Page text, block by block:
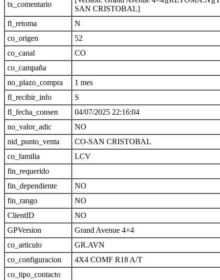
tx_comentario
SAN CRISTOBAL]
fl_retoma
N
co_origen
52
co_canal
CO
co_campaña
no_plazo_compra
1 mes
fl_recibir_info
S
fl_fecha_consen
04/07/2025 22:16:04
no_valor_adic
NO
nid_punto_venta
CO-SAN CRISTOBAL
co_familia
LCV
fin_requerido
fin_dependiente
NO
fin_rango
NO
ClientID
NO
GPVersion
Grand Avenue 4×4
co_articulo
GR.AVN
co_configuracion
4X4 COMF R18 A/T
co_tipo_contacto